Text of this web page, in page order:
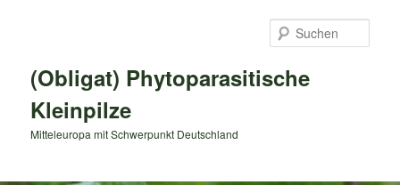
(Obligat) Phytoparasitische
Kleinpilze
Mitteleuropa mit Schwerpunkt Deutschland